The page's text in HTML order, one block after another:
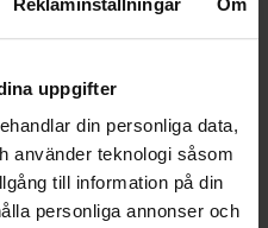
uppgifter
din personliga data,
använder teknologi såsom
till information på din
personliga annonser och